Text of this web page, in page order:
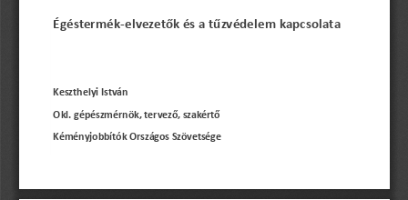
Égéstermék-elvezetők és a tűzvédelem kapcsolata
Keszthelyi István
Okl. gépészmérnök, tervező, szakértő
Kéményjobbítók Országos Szövetsége